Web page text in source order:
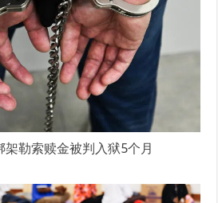
勒索赎金被判入狱5个月